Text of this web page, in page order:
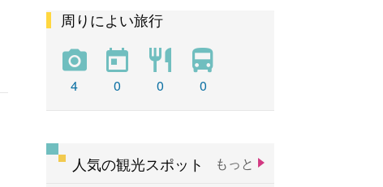
彩虹
新社花海
周りによい旅行
4 0 0 0
人気の観光スポット もっと